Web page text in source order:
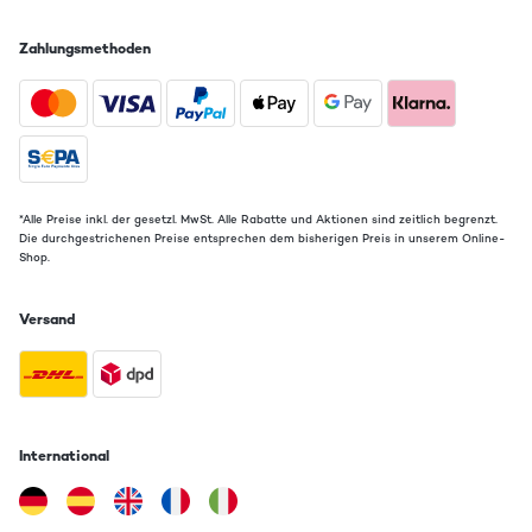
Zahlungsmethoden
*Alle Preise inkl. der gesetzl. MwSt. Alle Rabatte und Aktionen sind zeitlich begrenzt.
Die durchgestrichenen Preise entsprechen dem bisherigen Preis in unserem Online-
Shop.
Versand
International